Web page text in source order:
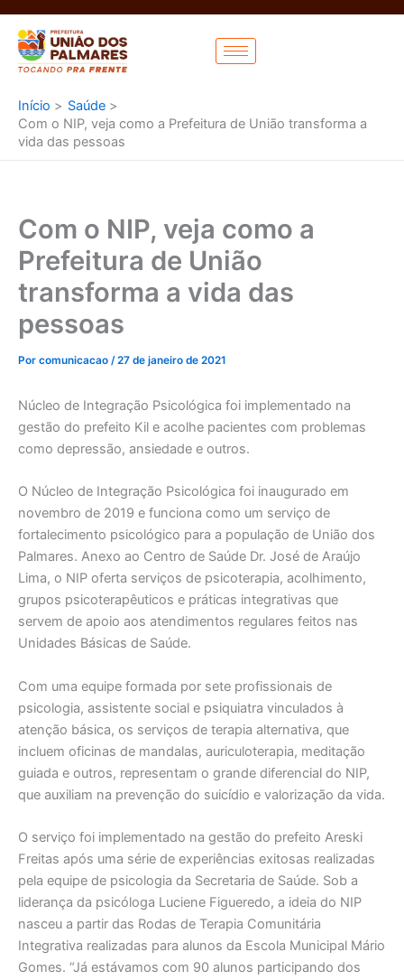
para
conteúdo
Início
Saúde
Com o NIP, veja como a Prefeitura de União transforma a
vida das pessoas
Com o NIP, veja como a
Prefeitura de União
transforma a vida das
pessoas
Por comunicacao /27 de janeiro de 2021
Núcleo de Integração Psicológica foi implementado na
gestão do prefeito Kil e acolhe pacientes com problemas
como depressão, ansiedade e outros.
O Núcleo de Integração Psicológica foi inaugurado em
novembro de 2019 e funciona como um serviço de
fortalecimento psicológico para a população de União dos
Palmares. Anexo ao Centro de Saúde Dr. José de Araújo
Lima, o NIP oferta serviços de psicoterapia, acolhimento,
grupos psicoterapêuticos e práticas integrativas que
servem de apoio aos atendimentos regulares feitos nas
Unidades Básicas de Saúde.
Com uma equipe formada por sete profissionais de
psicologia, assistente social e psiquiatra vinculados à
atenção básica, os serviços de terapia alternativa, que
incluem oficinas de mandalas, auriculoterapia, meditação
guiada e outros, representam o grande diferencial do NIP,
que auxiliam na prevenção do suicídio e valorização da vida.
O serviço foi implementado na gestão do prefeito Areski
Freitas após uma série de experiências exitosas realizadas
pela equipe de psicologia da Secretaria de Saúde. Sob a
liderança da psicóloga Luciene Figueredo, a ideia do NIP
nasceu a partir das Rodas de Terapia Comunitária
Integrativa realizadas para alunos da Escola Municipal Mário
Gomes. “Já estávamos com 90 alunos participando dos